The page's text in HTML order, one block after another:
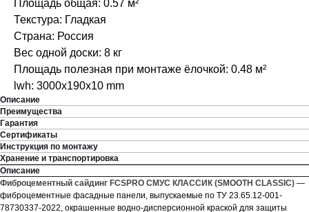
Площадь общая: 0.57 м²
Текстура: Гладкая
Страна: Россия
Вес одной доски: 8 кг
Площадь полезная при монтаже ёлочкой: 0.48 м²
lwh: 3000x190x10 mm
Описание
Преимущества
Гарантия
Сертификаты
Инструкция по монтажу
Хранение и транспортировка
Описание
Фиброцементный сайдинг FCSPRO СМУС КЛАССИК (SMOOTH CLASSIC) —
фиброцементные фасадные панели, выпускаемые по ТУ 23.65.12-001-
78730337-2022, окрашенные водно-дисперсионной краской для защиты